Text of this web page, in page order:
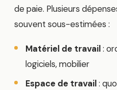
de paie. Plusieurs
souvent sous-estimées :
Matériel de travail:
logiciels, mobilier
Espace de travail: